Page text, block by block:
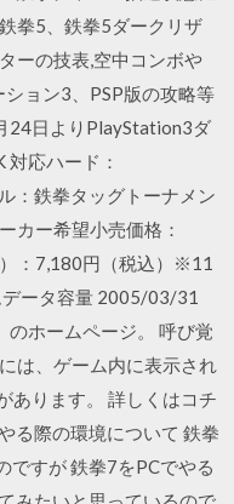
拳5、鉄拳5ダークリザ
ーの技表,空中コンボや
ョン3、PSP版の攻略等
24日よりPlayStation3ダ
応ハード：
：鉄拳タッグトーナメン
カー希望小売価格：
：7,180円（税込）※11
ータ容量 2005/03/31
のホームページ。 呼び覚
は、ゲーム内に表示され
あります。 詳しくはコチ
る際の環境について 鉄拳
ですが 鉄拳7をPCでやる